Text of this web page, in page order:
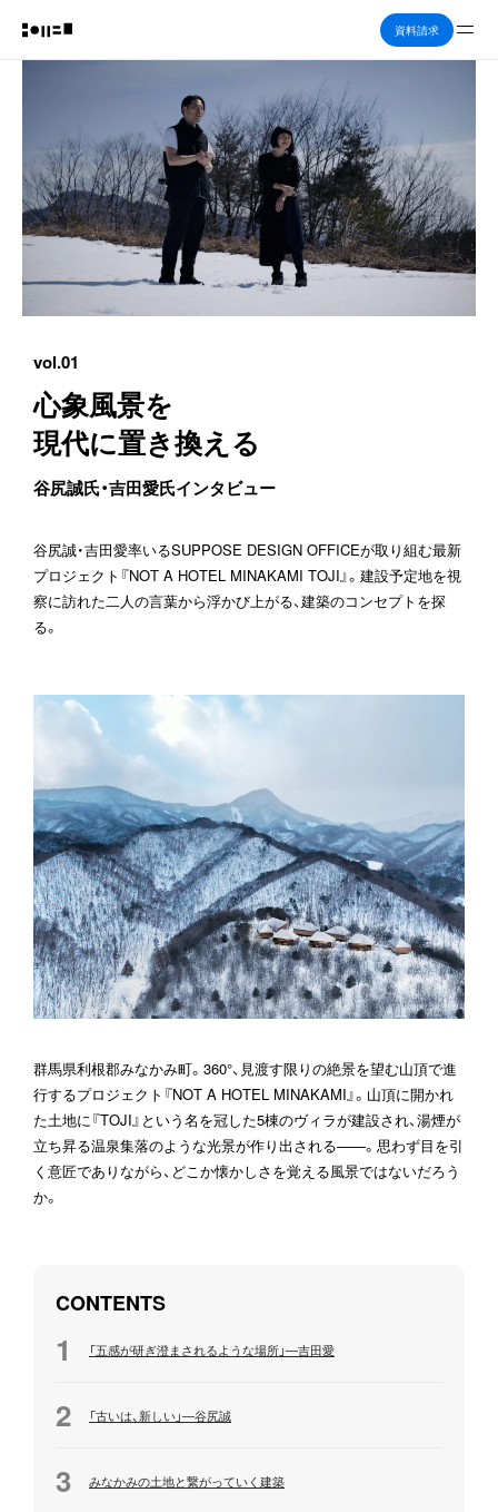
資料請求
vol.01
心象風景を
現代に置き換える
谷尻誠氏・吉田愛氏インタビュー
谷尻誠・吉田愛率いるSUPPOSE DESIGN OFFICEが取り組む最新
プロジェクト『NOT A HOTEL MINAKAMI TOJI』。建設予定地を視
察に訪れた二人の言葉から浮かび上がる、建築のコンセプトを探
る。
群馬県利根郡みなかみ町。360°、見渡す限りの絶景を望む山頂で進
行するプロジェクト『NOT A HOTEL MINAKAMI』。山頂に開かれ
た土地に『TOJI』という名を冠した5棟のヴィラが建設され、湯煙が
立ち昇る温泉集落のような光景が作り出される——。思わず目を引
く意匠でありながら、どこか懐かしさを覚える風景ではないだろう
CONTENTS
1 「五感が研ぎ澄まされるような場所」—吉田愛
2 「古いは、新しい」—谷尻誠
3 みなかみの土地と繋がっていく建築